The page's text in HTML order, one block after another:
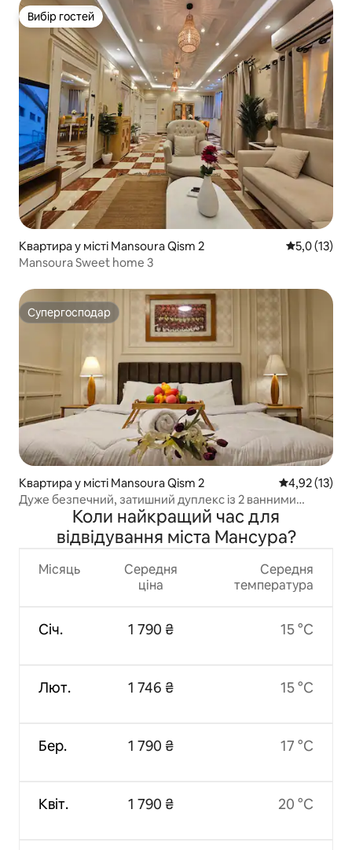
Вибір гостей
Вибір гостей
Квартира у місті Mansoura Qism 2 Середня
5,0 (13)
Mansoura Sweet home 3
Супергосподар
Супергосподар
Квартира у місті Mansoura Qism 2 Середня
4,92 (13)
Дуже безпечний, затишний дуплекс із 2 ванними
кімнатами в Мансорі
Коли найкращий час для
відвідування міста Мансура?
Місяць
Січ.
Лют.
Бер.
Квіт.
Середня
ціна
1 790 ₴
1 746 ₴
1 790 ₴
1 790 ₴
Середня
температура
15 °C
15 °C
17 °C
20 °C